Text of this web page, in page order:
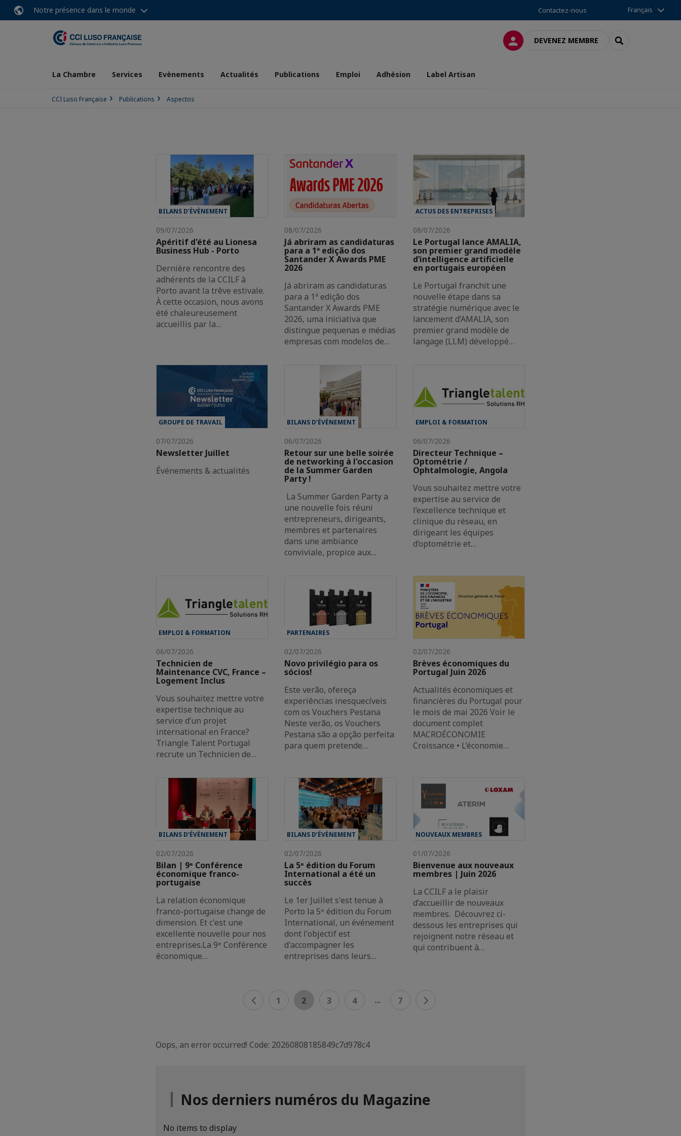
Notre présence dans le monde Contactez-nous Français
CONNEXIONDEVENEZ MEMBRE RECHERCHER
La Chambre Services Evènements Actualités Publications Emploi Adhésion Label Artisan
CCI Luso Française Publications Aspectos
BILANS D’ÉVÈNEMENT
09/07/2026
Apéritif d'été au Lionesa
Business Hub - Porto
Dernière rencontre des
adhérents de la CCILF à
Porto avant la trêve estivale.
À cette occasion, nous avons
été chaleureusement
accueillis par la…
08/07/2026
Já abriram as candidaturas
para a 1ª edição dos
Santander X Awards PME
2026
Já abriram as candidaturas
para a 1ª edição dos
Santander X Awards PME
2026, uma iniciativa que
distingue pequenas e médias
empresas com modelos de…
ACTUS DES ENTREPRISES
08/07/2026
Le Portugal lance AMALIA,
son premier grand modèle
d’intelligence artificielle
en portugais européen
Le Portugal franchit une
nouvelle étape dans sa
stratégie numérique avec le
lancement d’AMALIA, son
premier grand modèle de
langage (LLM) développé…
GROUPE DE TRAVAIL
07/07/2026
Newsletter Juillet
Événements & actualités
BILANS D’ÉVÈNEMENT
06/07/2026
Retour sur une belle soirée
de networking à l'occasion
de la Summer Garden
Party !
La Summer Garden Party a
une nouvelle fois réuni
entrepreneurs, dirigeants,
membres et partenaires
dans une ambiance
conviviale, propice aux…
EMPLOI & FORMATION
06/07/2026
Directeur Technique –
Optométrie /
Ophtalmologie, Angola
Vous souhaitez mettre votre
expertise au service de
l’excellence technique et
clinique du réseau, en
dirigeant les équipes
d’optométrie et…
EMPLOI & FORMATION
06/07/2026
Technicien de
Maintenance CVC, France –
Logement Inclus
Vous souhaitez mettre votre
expertise technique au
service d’un projet
international en France?
Triangle Talent Portugal
recrute un Technicien de…
PARTENAIRES
02/07/2026
Novo privilégio para os
sócios!
Este verão, ofereça
experiências inesquecíveis
com os Vouchers Pestana
Neste verão, os Vouchers
Pestana são a opção perfeita
para quem pretende…
02/07/2026
Brèves économiques du
Portugal Juin 2026
Actualités économiques et
financières du Portugal pour
le mois de mai 2026 Voir le
document complet
MACROÉCONOMIE
Croissance • L’économie…
BILANS D’ÉVÈNEMENT
02/07/2026
Bilan | 9ᵉ Conférence
économique franco-
portugaise
La relation économique
franco-portugaise change de
dimension. Et c'est une
excellente nouvelle pour nos
entreprises.La 9ᵉ Conférence
économique…
BILANS D’ÉVÈNEMENT
02/07/2026
La 5ᵉ édition du Forum
International a été un
succès
Le 1er Juillet s'est tenue à
Porto la 5ᵉ édition du Forum
International, un événement
dont l'objectif est
d'accompagner les
entreprises dans leurs…
NOUVEAUX MEMBRES
01/07/2026
Bienvenue aux nouveaux
membres | Juin 2026
La CCILF a le plaisir
d’accueillir de nouveaux
membres. Découvrez ci-
dessous les entreprises qui
rejoignent notre réseau et
qui contribuent à…
1 2 3 4 ... 7
Oops, an error occurred! Code: 20260808185849c7d978c4
Nos derniers numéros du Magazine
No items to display